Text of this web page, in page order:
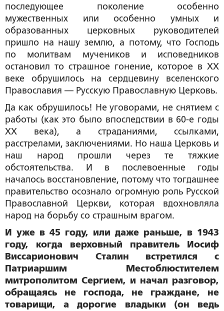
последующее поколение особенно
мужественных или особенно умных и
образованных церковных руководителей
пришло на нашу землю, а потому, что Господь
по молитвам мучеников и исповедников
остановил то страшное гонение, которое в XX
веке обрушилось на сердцевину вселенского
Православия — Русскую Православную Церковь.
Да как обрушилось! Не уговорами, не снятием с
работы (как это было впоследствии в 60-е годы
XX века), а страданиями, ссылками,
расстрелами, заключениями. Но наша Церковь и
наш народ прошли через те тяжкие
обстоятельства. И в послевоенные годы
началось восстановление, потому что тогдашнее
правительство осознало огромную роль Русской
Православной Церкви, которая вдохновляла
народ на борьбу со страшным врагом.
И уже в 45 году, или даже раньше, в 1943
году, когда верховный правитель Иосиф
Виссарионович Сталин встретился с
Патриаршим Местоблюстителем
митрополитом Сергием, и начал разговор,
обращаясь не господа, не граждане, не
товарищи, а дорогие владыки (он ведь